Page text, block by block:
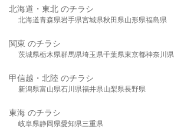
北海道・東北 のチラシ
北海道青森県岩手県宮城県秋田県山形県福島県
関東 のチラシ
茨城県栃木県群馬県埼玉県千葉県東京都神奈川県
甲信越・北陸 のチラシ
新潟県富山県石川県福井県山梨県長野県
東海 のチラシ
岐阜県静岡県愛知県三重県